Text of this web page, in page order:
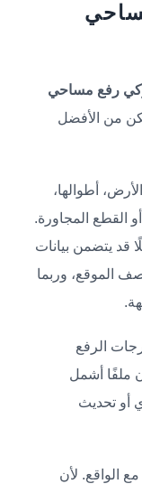
رفع مساحي
من الأفضل
أطوالها،
أو القطع المجاورة.
قد يتضمن بيانات
الموقع، وربما
الرفع
ملفًا أشمل
أو تحديث
الواقع. لأن